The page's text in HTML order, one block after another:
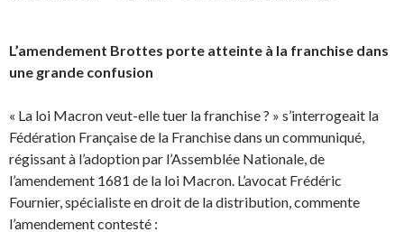
L’amendement Brottes porte atteinte à la franchise dans
une grande confusion
« La loi Macron veut-elle tuer la franchise ? » s’interrogeait la
Fédération Française de la Franchise dans un communiqué,
régissant à l’adoption par l’Assemblée Nationale, de
l’amendement 1681 de la loi Macron. L’avocat Frédéric
Fournier, spécialiste en droit de la distribution, commente
l’amendement contesté :